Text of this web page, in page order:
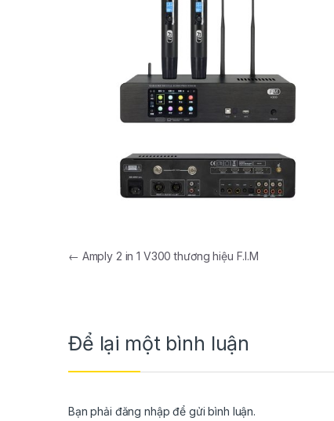
← Amply 2 in 1 V300 thương hiệu F.I.M
Để lại một bình luận
Bạn phải đăng nhập để gửi bình luận.